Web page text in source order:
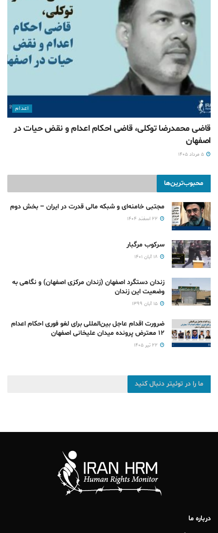
اعدام
قاضی محمدرضا توکلی، قاضی احکام اعدام و نقض حیات در
اصفهان
محبوب‌ترین‌ها
مجتبی خامنه‌ای و شبکه مالی قدرت در ایران – بخش دوم
سرکوب مرگبار
زندان دستگرد اصفهان (زندان مرکزی اصفهان) و نگاهی به
وضعیت این زندان
ضرورت اقدام عاجل بین‌المللی برای لغو فوری احکام اعدام
۱۲ معترض پرونده میدان علیخانی اصفهان
ما را در توئیتر دنبال کنید
درباره ما